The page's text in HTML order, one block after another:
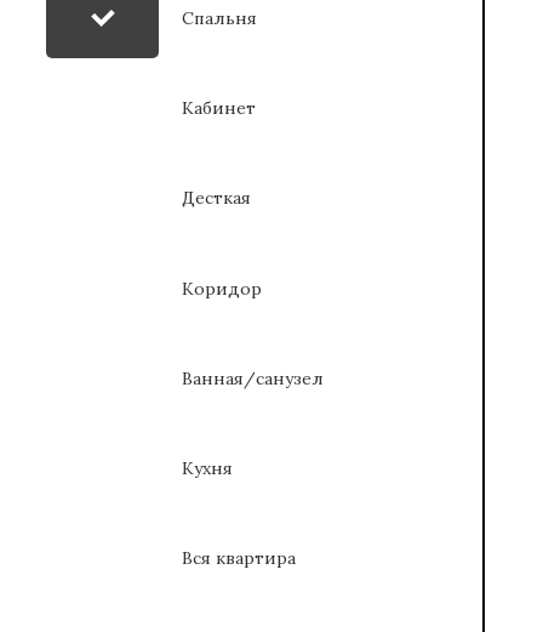
Спальня
Кабинет
Десткая
Коридор
Ванная/санузел
Кухня
Вся квартира